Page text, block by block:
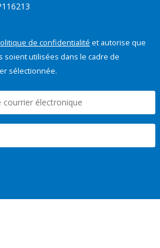
de confidentialité et autorise que
utilisées dans le cadre de
sélectionnée.